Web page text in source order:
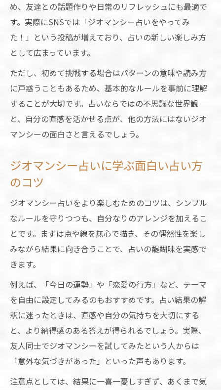
め、友達との話題作りや日常のリフレッシュにも最適で
す。実際にSNSでは「ジオマンシー占いをやってみ
た！」という投稿が増えており、占いの新しい楽しみ方
として広まっています。
ただし、初めて挑戦する場合はパターンの意味や読み方
に戸惑うこともあるため、基本的なルールを事前に理解
することが大切です。占いならではの不思議な世界観
と、自分の直感を活かせる点が、他の方法にはないジオ
マンシーの面白さと言えるでしょう。
ジオマンシー占いに学ぶ面白い占い方
のコツ
ジオマンシー占いをより楽しむためのコツは、シンプル
なルールを守りつつも、自分なりのアレンジを加えるこ
とです。まずは点や線を無心で描き、その偶然性を楽し
みながら結果に向き合うことで、占いの醍醐味を実感で
きます。
例えば、「今日の運勢」や「恋愛の行方」など、テーマ
を自由に設定してみるのもおすすめです。占い結果の解
釈に迷ったときは、直感や自分の気持ちを大切にする
と、より納得感のある答えが得られるでしょう。実際、
友人同士でジオマンシーを試してみたという人からは
「意外な気づきがあった」といった声もあります。
注意点としては、結果に一喜一憂しすぎず、あくまで気